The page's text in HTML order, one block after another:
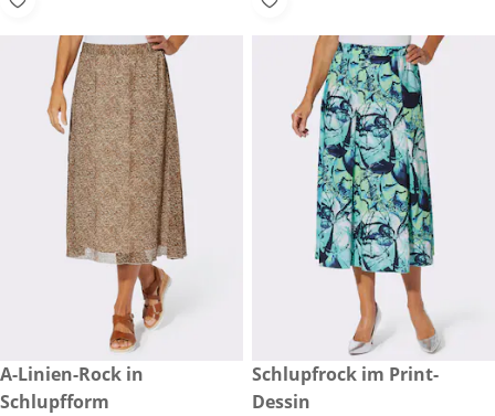
CHF 59.-
A-Linien-Rock in
Schlupfform
CHF 45.-
Schlupfrock im Print-
Dessin